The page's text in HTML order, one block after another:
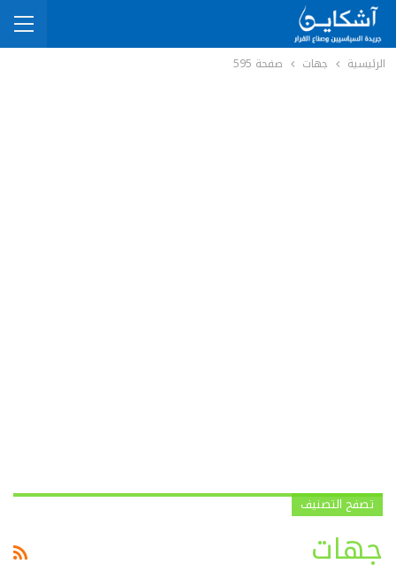
الرئيسية جهات صفحة 595
تصفح التصنيف
جهات